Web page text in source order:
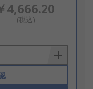
4,666.20
(税込)